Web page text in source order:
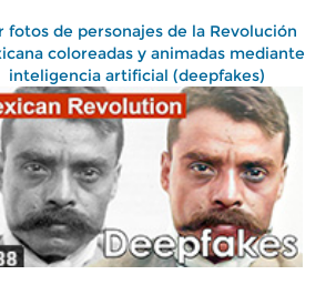
fotos de personajes de la Revolución
coloreadas y animadas mediante
inteligencia artificial (deepfakes)